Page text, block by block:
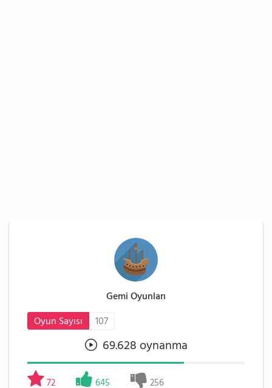
Gemi Oyunları
Oyun Sayısı
107
69.628 oynanma
72 645 256